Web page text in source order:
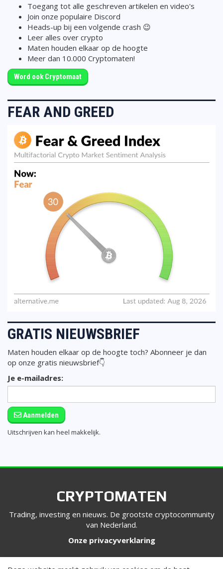
Toegang tot alle geschreven artikelen en video's
Join onze populaire Discord
Heads-up bij een volgende crash 😉
Leer alles over crypto
Maten houden elkaar op de hoogte
Meer dan 10.000 Cryptomaten!
Word ook Cryptomaat
FEAR AND GREED
GRATIS NIEUWSBRIEF
Maten houden elkaar op de hoogte toch? Abonneer je dan
op onze gratis nieuwsbrief👇
Je e-mailadres:
Aanmelden
Uitschrijven kan heel makkelijk.
CRYPTOMATEN
Trading, investing en nieuws. De grootste cryptocommunity
van Nederland.
Onze privacyverklaring
VOLG ONS